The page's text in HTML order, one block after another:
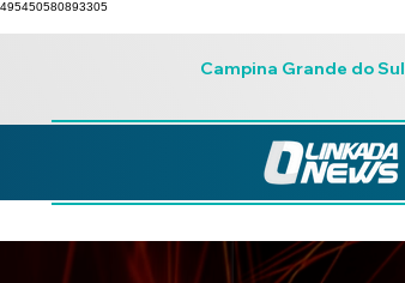
495450580893305
Campina Grande do Sul